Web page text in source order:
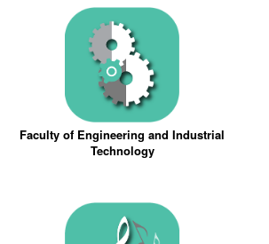
Faculty of Engineering and Industrial
Technology